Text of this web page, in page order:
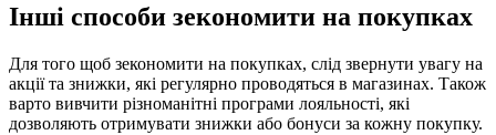
Інші способи зекономити на покупках
Для того щоб зекономити на покупках, слід звернути увагу на
акції та знижки, які регулярно проводяться в магазинах. Також
варто вивчити різноманітні програми лояльності, які
дозволяють отримувати знижки або бонуси за кожну покупку.